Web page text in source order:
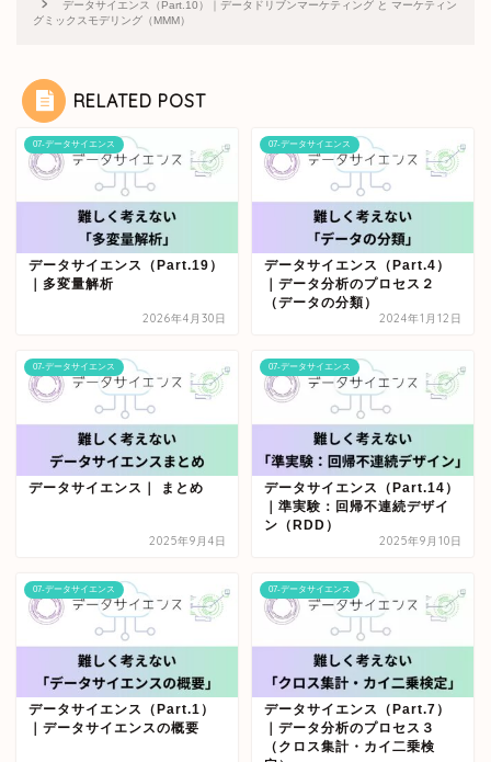
データサイエンス（Part.10）｜データドリブンマーケティング と マーケティン
グミックスモデリング（MMM）
RELATED POST
07-データサイエンス
データサイエンス（Part.19）
｜多変量解析
2026年4月30日
07-データサイエンス
データサイエンス（Part.4）
｜データ分析のプロセス２
（データの分類）
2024年1月12日
07-データサイエンス
データサイエンス｜ まとめ
2025年9月4日
07-データサイエンス
データサイエンス（Part.14）
｜準実験：回帰不連続デザイ
ン（RDD）
2025年9月10日
07-データサイエンス
データサイエンス（Part.1）
｜データサイエンスの概要
07-データサイエンス
データサイエンス（Part.7）
｜データ分析のプロセス３
（クロス集計・カイ二乗検